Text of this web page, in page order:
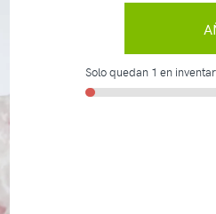
Solo quedan 1 en